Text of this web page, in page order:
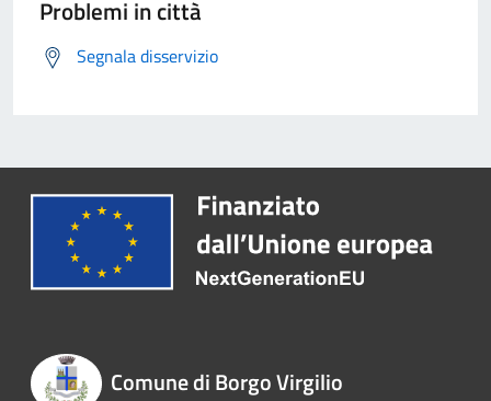
Problemi in città
Segnala disservizio
Comune di Borgo Virgilio